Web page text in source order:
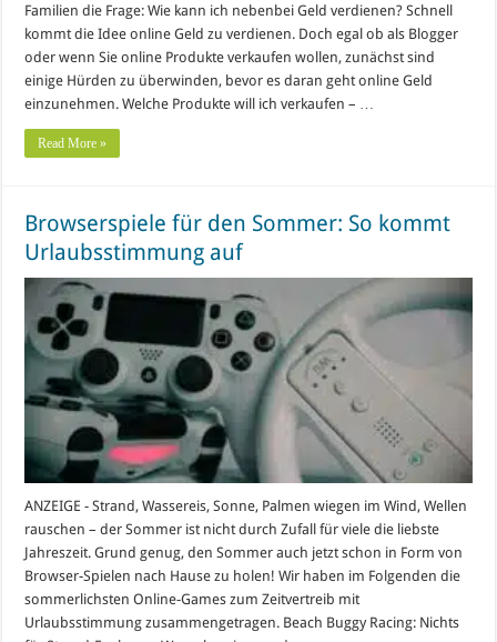
Familien die Frage: Wie kann ich nebenbei Geld verdienen? Schnell
kommt die Idee online Geld zu verdienen. Doch egal ob als Blogger
oder wenn Sie online Produkte verkaufen wollen, zunächst sind
einige Hürden zu überwinden, bevor es daran geht online Geld
einzunehmen. Welche Produkte will ich verkaufen – …
Read More »
Browserspiele für den Sommer: So kommt
Urlaubsstimmung auf
ANZEIGE - Strand, Wassereis, Sonne, Palmen wiegen im Wind, Wellen
rauschen – der Sommer ist nicht durch Zufall für viele die liebste
Jahreszeit. Grund genug, den Sommer auch jetzt schon in Form von
Browser-Spielen nach Hause zu holen! Wir haben im Folgenden die
sommerlichsten Online-Games zum Zeitvertreib mit
Urlaubsstimmung zusammengetragen. Beach Buggy Racing: Nichts